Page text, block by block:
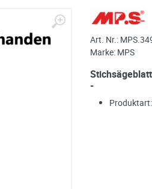
Art. Nr.:
Marke: MPS
-